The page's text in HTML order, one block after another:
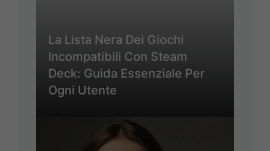
La Lista Nera Dei Giochi
Incompatibili Con Steam
Deck: Guida Essenziale Per
Ogni Utente